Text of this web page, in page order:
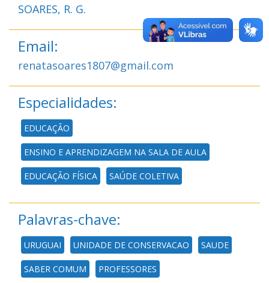
SOARES, R. G.
Email:
renatasoares1807@gmail.com
Especialidades:
EDUCAÇÃO
ENSINO E APRENDIZAGEM NA SALA DE AULA
EDUCAÇÃO FÍSICA SAÚDE COLETIVA
Palavras-chave:
URUGUAI UNIDADE DE CONSERVACAO SAUDE
SABER COMUM PROFESSORES